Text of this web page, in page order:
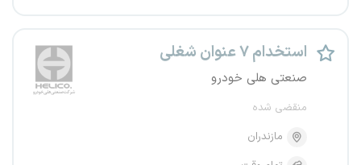
استخدام ۷ عنوان شغلی
صنعتی هلی خودرو
منقضی شده
مازندران